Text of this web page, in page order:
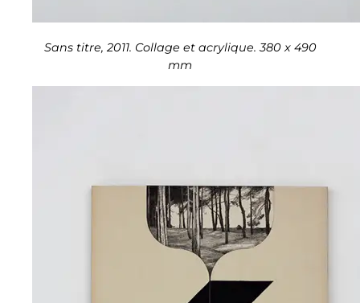
Sans titre, 2011. Collage et acrylique. 380 x 490
mm